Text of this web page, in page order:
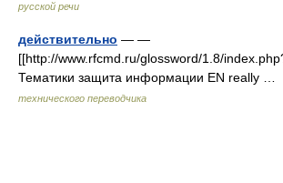
русской речи
действительно — —
[[http://www.rfcmd.ru/glossword/1.8/
Тематики защита информации EN really …
технического переводчика